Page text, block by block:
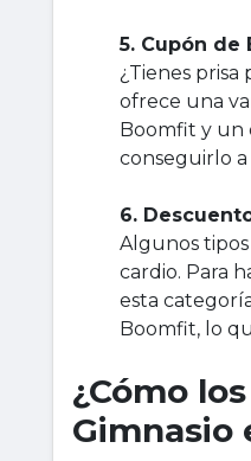
5. Cupón
¿Tienes
ofrece una
Boomfit y un
conseguirlo
6.
Algunos
cardio. Para
esta
Boomfit, lo
¿Cómo
Gimnasio